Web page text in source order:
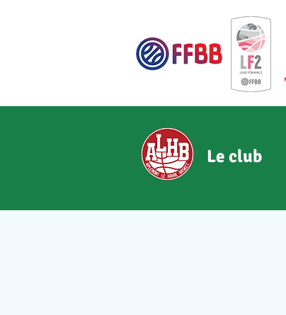
Le club